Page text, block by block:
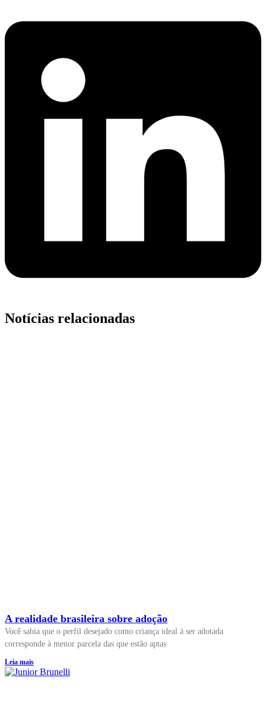
Notícias relacionadas
A realidade brasileira sobre adoção
Você sabia que o perfil desejado como criança ideal à ser adotada
corresponde à menor parcela das que estão aptas
Leia mais